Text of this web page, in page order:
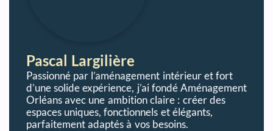
Pascal Largilière
Passionné par l’aménagement intérieur et fort
d’une solide expérience, j’ai fondé Aménagement
Orléans avec une ambition claire : créer des
espaces uniques, fonctionnels et élégants,
parfaitement adaptés à vos besoins.